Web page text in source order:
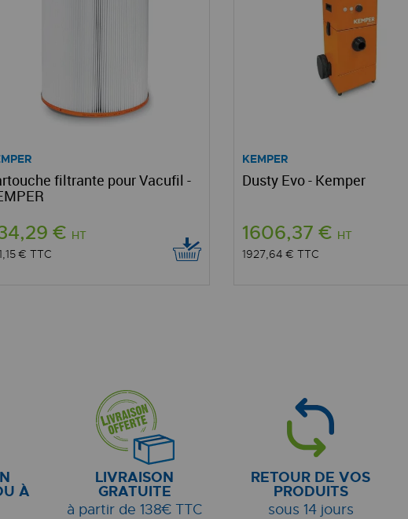
filtrante pour Vacufil -
€ HT
€TTC
KEMPER
Dusty Evo - Kemper
1606,37 € HT
1927,64 € TTC
À
LIVRAISON
GRATUITE
à partir de 138€ TTC
RETOUR DE VOS
PRODUITS
sous 14 jours